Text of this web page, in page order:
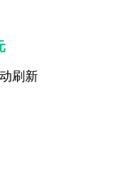
刷新